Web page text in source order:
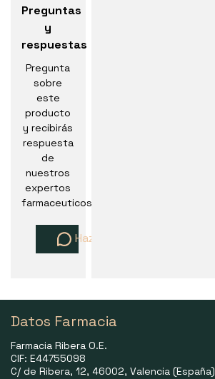
Preguntas
y
respuestas
Pregunta
sobre
este
producto
y recibirás
respuesta
de
nuestros
expertos
farmaceuticos
Haz una pregunta
Datos Farmacia
Farmacia Ribera O.E.
CIF: E44755098
C/ de Ribera, 12, 46002, Valencia (España)